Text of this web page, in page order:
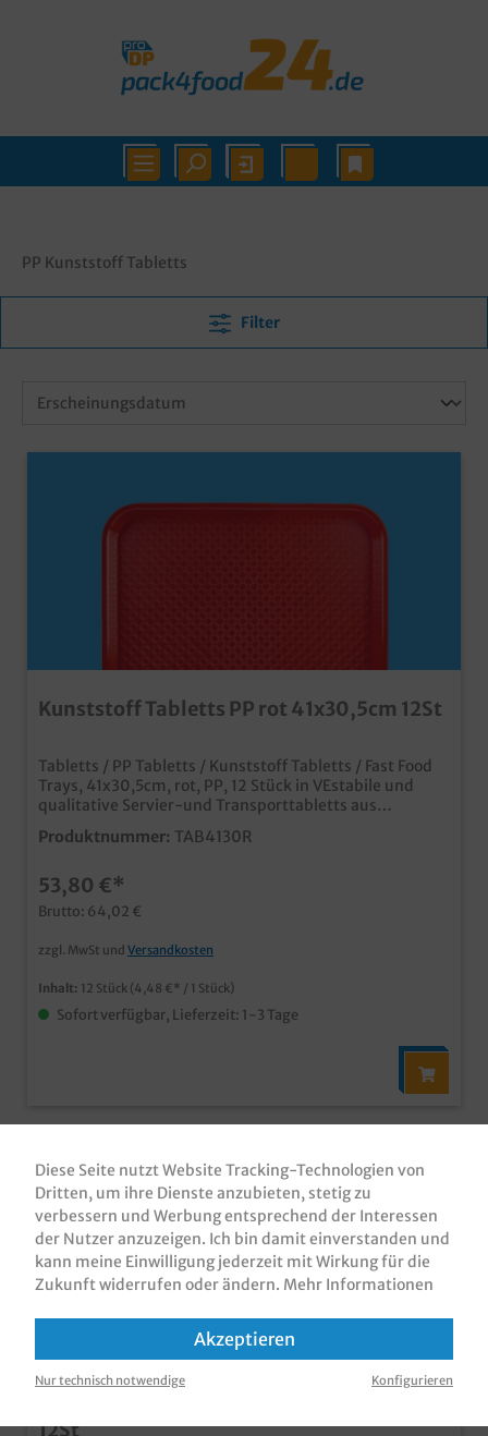
PP Kunststoff Tabletts
Filter
Kunststoff Tabletts PP rot 41x30,5cm 12St
Tabletts / PP Tabletts / Kunststoff Tabletts / Fast Food
Trays, 41x30,5cm, rot, PP, 12 Stück in VEstabile und
qualitative Servier-und Transporttabletts aus
Kunststoffideal für Kantine, Fastfood Restaurant, SB
Restaurant, usw.rutschsichere Oberfläche für guten
genormtleicht zu reinigennach dem Ende der
Gebrauchsphase recycelbar
Produktnummer: TAB4130R
53,80 €*
Brutto: 64,02 €
zzgl. MwSt und Versandkosten
Inhalt: 12 Stück (4,48 €* / 1 Stück)
Sofort verfügbar, Lieferzeit: 1-3 Tage
12St
Diese Seite nutzt Website Tracking-Technologien von
Dritten, um ihre Dienste anzubieten, stetig zu
verbessern und Werbung entsprechend der Interessen
der Nutzer anzuzeigen. Ich bin damit einverstanden und
kann meine Einwilligung jederzeit mit Wirkung für die
Zukunft widerrufen oder ändern. Mehr Informationen
Akzeptieren
Nur technisch notwendige Konfigurieren